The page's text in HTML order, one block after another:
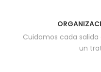
Cuidamos cada
un